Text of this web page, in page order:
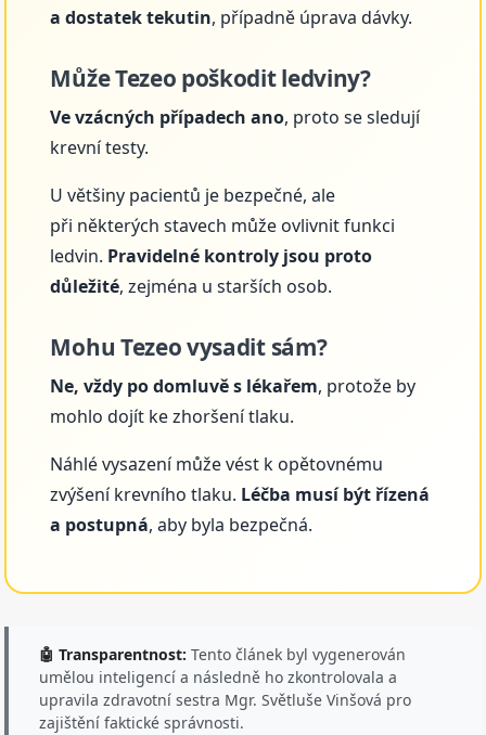
a dostatek tekutin, případně úprava dávky.
Může Tezeo poškodit ledviny?
Ve vzácných případech ano, proto se sledují
krevní testy.
U většiny pacientů je bezpečné, ale
při některých stavech může ovlivnit funkci
ledvin. Pravidelné kontroly jsou proto
důležité, zejména u starších osob.
Mohu Tezeo vysadit sám?
Ne, vždy po domluvě s lékařem, protože by
mohlo dojít ke zhoršení tlaku.
Náhlé vysazení může vést k opětovnému
zvýšení krevního tlaku. Léčba musí být řízená
a postupná, aby byla bezpečná.
🤖 Transparentnost: Tento článek byl vygenerován
umělou inteligencí a následně ho zkontrolovala a
upravila zdravotní sestra Mgr. Světluše Vinšová pro
zajištění faktické správnosti.